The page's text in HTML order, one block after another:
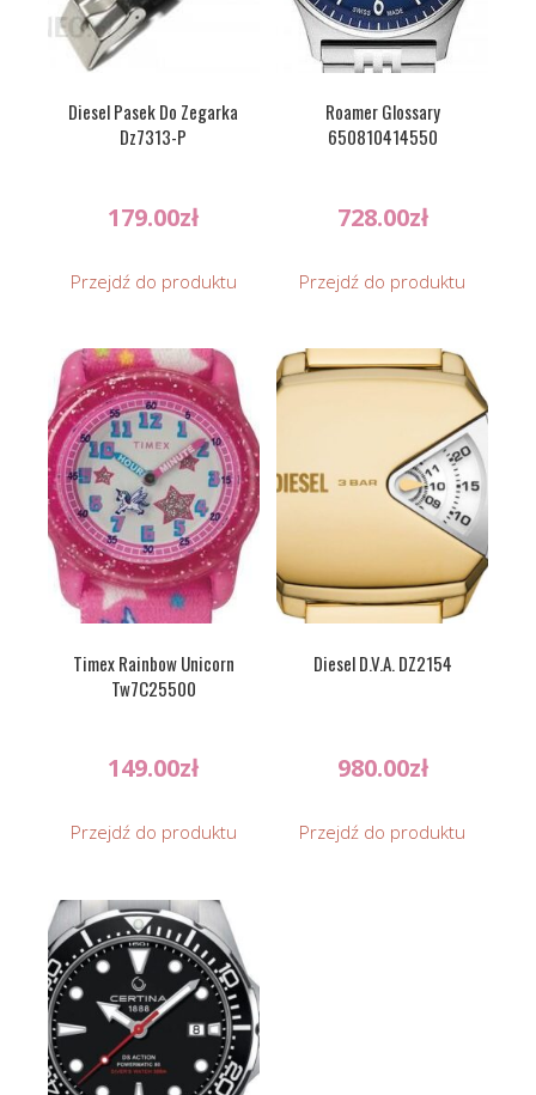
Diesel Pasek Do Zegarka
Dz7313-P
179.00zł
Przejdź do produktu
Roamer Glossary
650810414550
728.00zł
Przejdź do produktu
Timex Rainbow Unicorn
Tw7C25500
149.00zł
Przejdź do produktu
Diesel D.V.A. DZ2154
980.00zł
Przejdź do produktu